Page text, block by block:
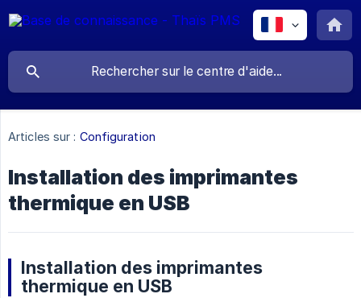
Articles sur : Configuration
Installation des imprimantes
thermique en USB
Installation des imprimantes
thermique en USB